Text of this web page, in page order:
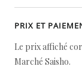
PRIX ET
Le prix affiché
Marché Saisho.